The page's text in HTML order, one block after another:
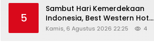
5
Sambut Hari Kemerdekaan
Indonesia, Best Western Hotel
Hadirkan The Freedom Stay
Kamis, 6 Agustus 2026 22:25 4